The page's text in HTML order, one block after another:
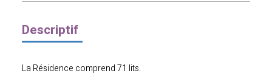
Descriptif
La Résidence comprend 71 lits.